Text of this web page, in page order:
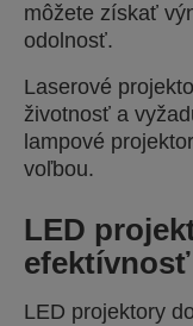
môžete získať
odolnosť.
Laserové
životnosť a
lampové
voľbou.
LED
efektívnosť
LED projektory